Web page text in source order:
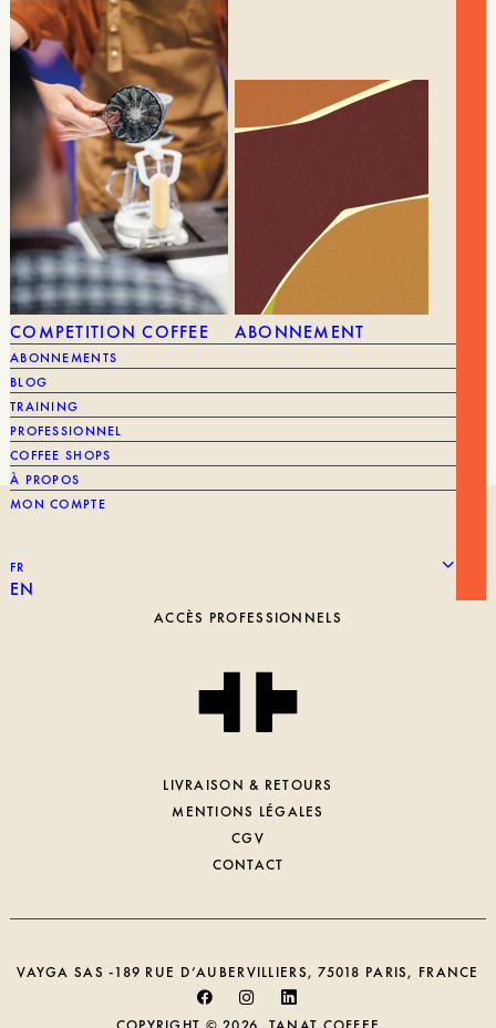
COMPETITION COFFEE ABONNEMENT
ABONNEMENTS
BLOG
TRAINING
PROFESSIONNEL
COFFEE SHOPS
À PROPOS
MON COMPTE
FR
EN
239,00€
MARQUE
Moccamaster
MACHINE À CAFÉ
MARQUE
ACCÈS PROFESSIONNELS
LIVRAISON & RETOURS
MENTIONS LÉGALES
CGV
CONTACT
VAYGA SAS -189 RUE D’AUBERVILLIERS, 75018 PARIS, FRANCE